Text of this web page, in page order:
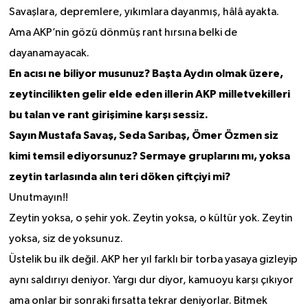
Savaşlara, depremlere, yıkımlara dayanmış, hâlâ ayakta.
Ama AKP’nin gözü dönmüş rant hırsına belki de
dayanamayacak.
En acısı ne biliyor musunuz? Başta Aydın olmak üzere,
zeytincilikten gelir elde eden illerin AKP milletvekilleri
bu talan ve rant girişimine karşı sessiz.
Sayın Mustafa Savaş, Seda Sarıbaş, Ömer Özmen siz
kimi temsil ediyorsunuz? Sermaye gruplarını mı, yoksa
zeytin tarlasında alın teri döken çiftçiyi mi?
Unutmayın!!
Zeytin yoksa, o şehir yok. Zeytin yoksa, o kültür yok. Zeytin
yoksa, siz de yoksunuz.
Üstelik bu ilk değil. AKP her yıl farklı bir torba yasaya gizleyip
aynı saldırıyı deniyor. Yargı dur diyor, kamuoyu karşı çıkıyor
ama onlar bir sonraki fırsatta tekrar deniyorlar. Bitmek